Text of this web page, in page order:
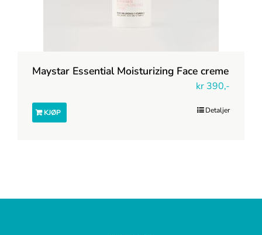
Maystar Essential Moisturizing Face creme
kr 390,-
KJØP Detaljer